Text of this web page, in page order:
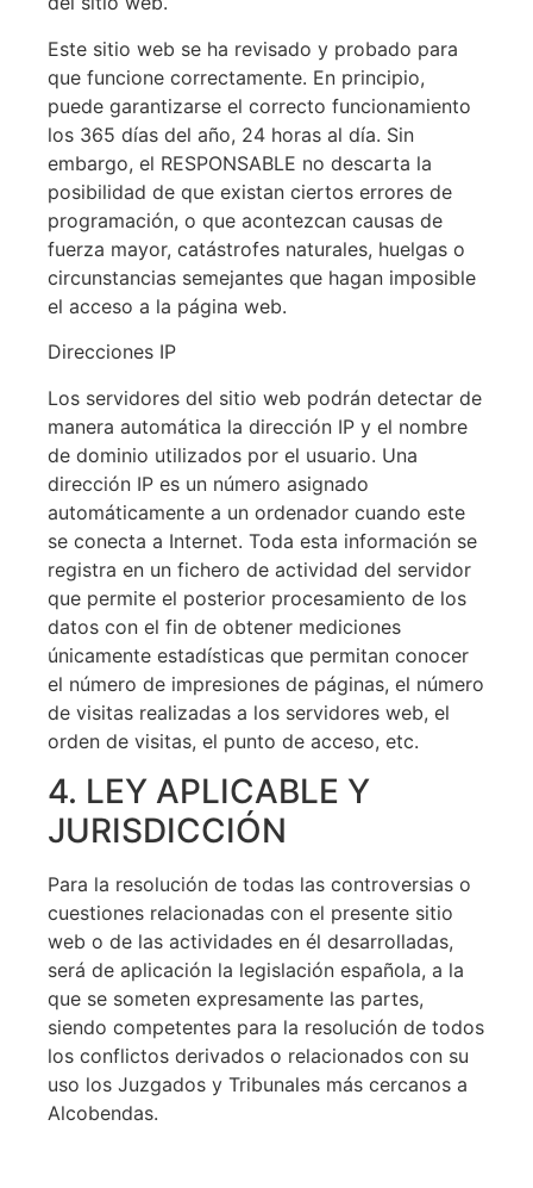
Este sitio web se ha revisado y probado para
que funcione correctamente. En principio,
puede garantizarse el correcto funcionamiento
los 365 días del año, 24 horas al día. Sin
embargo, el RESPONSABLE no descarta la
posibilidad de que existan ciertos errores de
programación, o que acontezcan causas de
fuerza mayor, catástrofes naturales, huelgas o
circunstancias semejantes que hagan imposible
el acceso a la página web.
Direcciones IP
Los servidores del sitio web podrán detectar de
manera automática la dirección IP y el nombre
de dominio utilizados por el usuario. Una
dirección IP es un número asignado
automáticamente a un ordenador cuando este
se conecta a Internet. Toda esta información se
registra en un fichero de actividad del servidor
que permite el posterior procesamiento de los
datos con el fin de obtener mediciones
únicamente estadísticas que permitan conocer
el número de impresiones de páginas, el número
de visitas realizadas a los servidores web, el
orden de visitas, el punto de acceso, etc.
4. LEY APLICABLE Y
JURISDICCIÓN
Para la resolución de todas las controversias o
cuestiones relacionadas con el presente sitio
web o de las actividades en él desarrolladas,
será de aplicación la legislación española, a la
que se someten expresamente las partes,
siendo competentes para la resolución de todos
los conflictos derivados o relacionados con su
uso los Juzgados y Tribunales más cercanos a
Alcobendas.